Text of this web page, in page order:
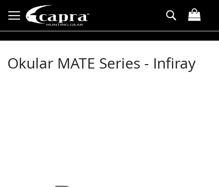
zum
Inhalt
Suche
Okular MATE Series - Infiray